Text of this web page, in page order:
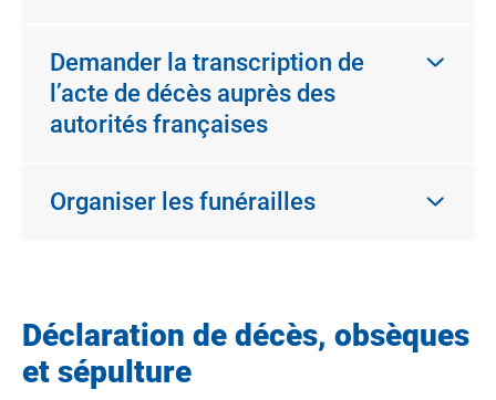
Demander la transcription de
l’acte de décès auprès des
autorités françaises
Organiser les funérailles
Déclaration de décès, obsèques
et sépulture